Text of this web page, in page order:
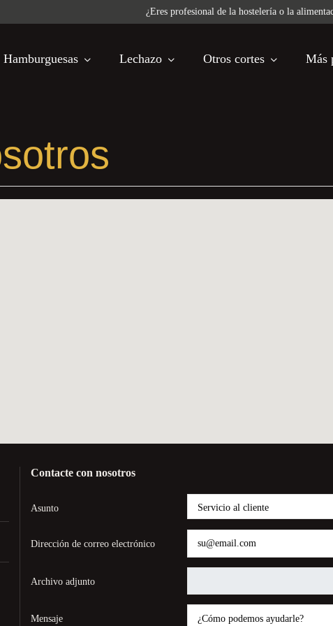
profesional de la hostelería o la alimentación? Tenemos condiciones especiales
Hamburguesas Lechazo Otros cortes Más
Contacte con nosotros
Asunto
Dirección de correo electrónico
Archivo adjunto
Mensaje